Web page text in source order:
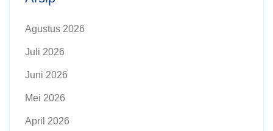
Agustus 2026
Juli 2026
Juni 2026
Mei 2026
April 2026